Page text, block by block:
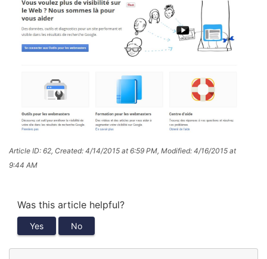
Article ID: 62, Created: 4/14/2015 at 6:59 PM, Modified: 4/16/2015 at
9:44 AM
Was this article helpful?
Yes No